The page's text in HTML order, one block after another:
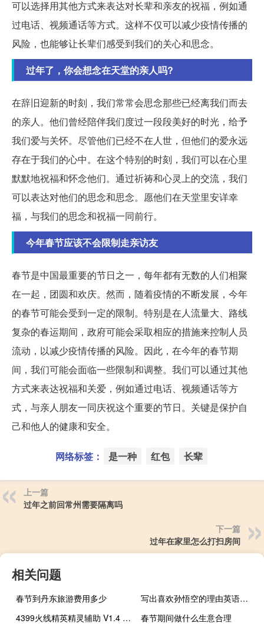
可以选择用其他方式来表达对长辈和亲友的祝福，例如通
过电话、视频通话等方式。这样不仅可以减少疫情传播的
风险，也能够让长辈们感受到我们的关心和思念。
过年了，你会想念在天堂的亲人吗?
在辞旧迎新的时刻，我们常常会思念那些已经离我们而去
的亲人。他们曾经陪伴我们度过一段段美好的时光，给予
我们爱与关怀。尽管他们已经不在人世，但他们的爱永远
存在于我们的心中。在这个特别的时刻，我们可以在心里
默默地祝福和怀念他们。通过祈祷和心灵上的交流，我们
可以表达对他们的思念和思念。愿他们在天堂里安详幸
福，与我们的思念和祝福一同前行。
今年春节应该不会限制走亲访友
春节是中国最重要的节日之一，每年都有无数的人们相聚
在一起，团圆和欢庆。然而，随着疫情的不断发展，今年
的春节可能会受到一定的限制。特别是在人流量大、路线
复杂的春运期间，政府可能会采取相应的措施来控制人员
流动，以减少疫情传播的风险。因此，在今年的春节期
间，我们可能会面临一些限制和调整。我们可以通过其他
方式来表达祝福和关爱，例如通过电话、视频通话等方
式，与亲人朋友一同庆祝这个重要的节日。关键是保护自
己和他人的健康和安全。
网络标签： 是一种 红包 长辈
上一篇
过年之前回常州需要隔离吗
下一篇
过年在家里怎么打扫房间
相关问题
春节到丹东旅游费用多少
写出喜欢孙悟空的理由英语（写出喜欢孙悟空的理由）
4399火线精英精灵辅助 V1.4 绿色最新版（4399火线精英精灵辅助 V1.4 绿色最新版功能简介）
春节期间做什么生意合理